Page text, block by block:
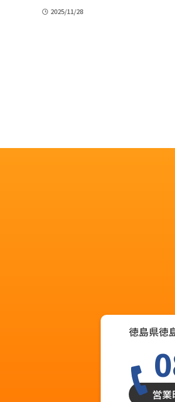
2025/11/28
徳島県徳
営